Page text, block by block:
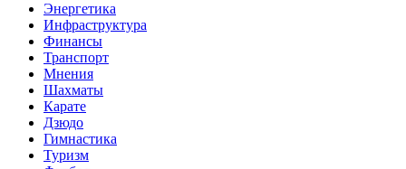
Энергетика
Инфраструктура
Финансы
Транспорт
Мнения
Шахматы
Карате
Дзюдо
Гимнастика
Туризм